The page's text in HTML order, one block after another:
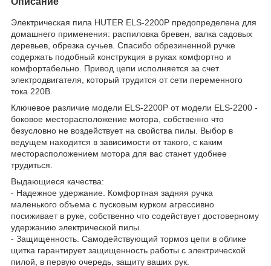
Электрическая пила HUTER ELS-2200P предопределена для
домашнего применения: распиловка бревен, валка садовых
деревьев, обрезка сучьев. Спасибо обрезиненной ручке
содержать подобный конструкция в руках комфортно и
комфортабельно. Привод цепи исполняется за счет
электродвигателя, который трудится от сети переменного
тока 220В.
Ключевое различие модели ELS-2200P от модели ELS-2200 -
боковое месторасположение мотора, собственно что
безусловно не воздействует на свойства пилы. Выбор в
ведущем находится в зависимости от такого, с каким
месторасположением мотора для вас станет удобнее
трудиться.
Выдающиеся качества:
- Надежное удержание. Комфортная задняя ручка
маленького объема с пусковым курком агрессивно
посиживает в руке, собственно что содействует достоверному
удержанию электрической пилы.
- Защищенность. Самодействующий тормоз цепи в облике
щитка гарантирует защищенность работы с электрической
пилой, в первую очередь, защиту ваших рук.